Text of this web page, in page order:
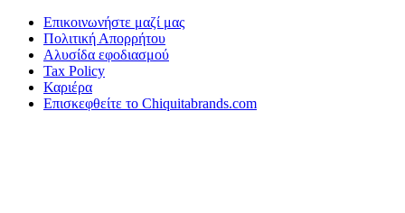
Επικοινωνήστε μαζί μας
Πολιτική Απορρήτου
Αλυσίδα εφοδιασμού
Tax Policy
Καριέρα
Επισκεφθείτε το Chiquitabrands.com